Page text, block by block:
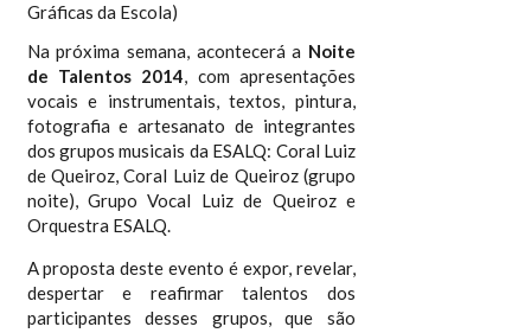
Gráficas da Escola)
Na próxima semana, acontecerá a Noite
de Talentos 2014, com apresentações
vocais e instrumentais, textos, pintura,
fotografia e artesanato de integrantes
dos grupos musicais da ESALQ: Coral Luiz
de Queiroz, Coral Luiz de Queiroz (grupo
noite), Grupo Vocal Luiz de Queiroz e
Orquestra ESALQ.
A proposta deste evento é expor, revelar,
despertar e reafirmar talentos dos
participantes desses grupos, que são